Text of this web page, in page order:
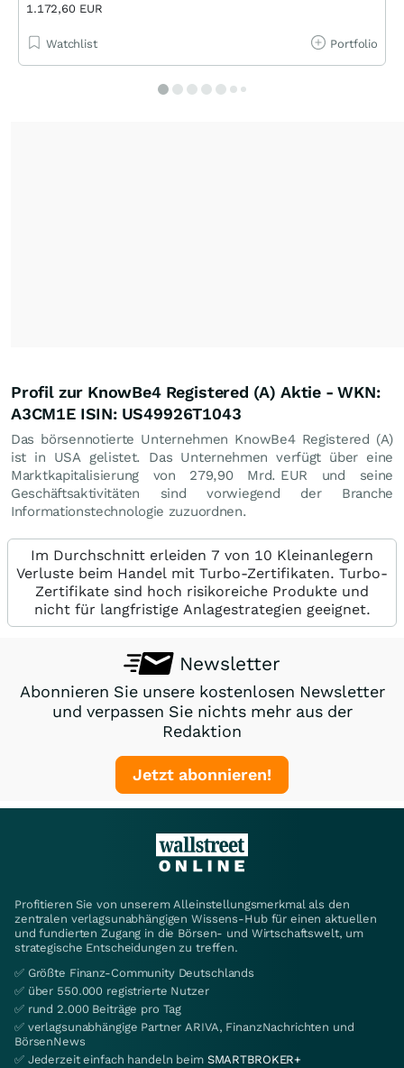
1.172,60 EUR
Watchlist Portfolio
Profil zur KnowBe4 Registered (A) Aktie - WKN:
A3CM1E ISIN: US49926T1043
Das börsennotierte Unternehmen KnowBe4 Registered (A)
ist in USA gelistet. Das Unternehmen verfügt über eine
Marktkapitalisierung von 279,90 Mrd. EUR und seine
Geschäftsaktivitäten sind vorwiegend der Branche
Informationstechnologie zuzuordnen.
Im Durchschnitt erleiden 7 von 10 Kleinanlegern
Verluste beim Handel mit Turbo-Zertifikaten. Turbo-
Zertifikate sind hoch risikoreiche Produkte und
nicht für langfristige Anlagestrategien geeignet.
Newsletter
Abonnieren Sie unsere kostenlosen Newsletter
und verpassen Sie nichts mehr aus der
Redaktion
Jetzt abonnieren!
Profitieren Sie von unserem Alleinstellungsmerkmal als den
zentralen verlagsunabhängigen Wissens-Hub für einen aktuellen
und fundierten Zugang in die Börsen- und Wirtschaftswelt, um
strategische Entscheidungen zu treffen.
✅ Größte Finanz-Community Deutschlands
✅ über 550.000 registrierte Nutzer
✅ rund 2.000 Beiträge pro Tag
✅ verlagsunabhängige Partner ARIVA, FinanzNachrichten und
BörsenNews
✅ Jederzeit einfach handeln beim SMARTBROKER+